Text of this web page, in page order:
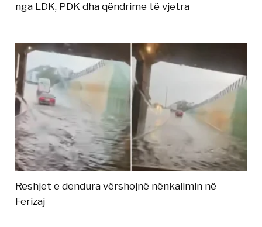
nga LDK, PDK dha qëndrime të vjetra
Reshjet e dendura vërshojnë nënkalimin në
Ferizaj